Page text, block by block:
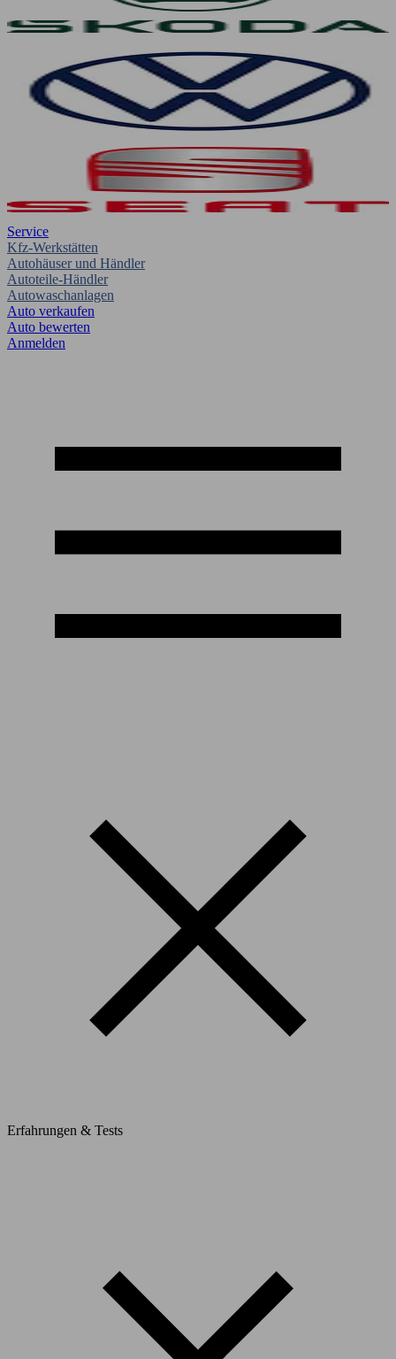
Service
Kfz-Werkstätten
Autohäuser und Händler
Autoteile-Händler
Autowaschanlagen
Auto verkaufen
Auto bewerten
Anmelden
Erfahrungen & Tests